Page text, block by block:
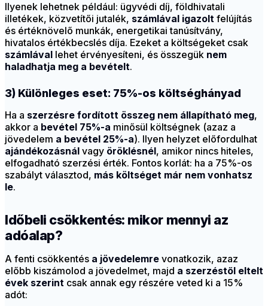
Ilyenek lehetnek például: ügyvédi díj, földhivatali
illetékek, közvetítői jutalék, számlával igazolt felújítás
és értéknövelő munkák, energetikai tanúsítvány,
hivatalos értékbecslés díja. Ezeket a költségeket csak
számlával lehet érvényesíteni, és összegük nem
haladhatja meg a bevételt.
3) Különleges eset: 75%-os költséghányad
Ha a szerzésre fordított összeg nem állapítható meg,
akkor a bevétel 75%-a minősül költségnek (azaz a
jövedelem a bevétel 25%-a). Ilyen helyzet előfordulhat
ajándékozásnál vagy öröklésnél, amikor nincs hiteles,
elfogadható szerzési érték. Fontos korlát: ha a 75%-os
szabályt választod, más költséget már nem vonhatsz
le.
Időbeli csökkentés: mikor mennyi az
adóalap?
A fenti csökkentés a jövedelemre vonatkozik, azaz
előbb kiszámolod a jövedelmet, majd a szerzéstől eltelt
évek szerint csak annak egy részére veted ki a 15%
adót: